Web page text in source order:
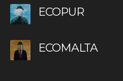
ECOPUR
ECOMALTA